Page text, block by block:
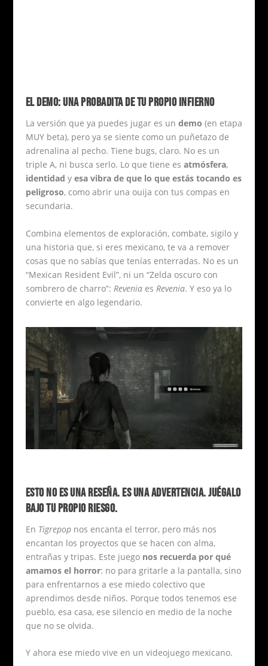
EL DEMO: UNA PROBADITA DE TU PROPIO INFIERNO
La versión que ya puedes jugar es un demo (en etapa
MUY beta), pero ya se siente como un puñetazo de
adrenalina al pecho. Tiene bugs, claro. No es un
triple A, ni busca serlo. Lo que tiene es atmósfera,
identidad y esa vibra de que lo que estás tocando es
peligroso, como abrir una ouija con tus compas en
secundaria.
Combina elementos de exploración, combate, sigilo y
una historia que, si eres mexicano, te va a remover
cosas que no sabías que tenías enterradas. No es un
“Mexican Resident Evil”, ni un “Zelda oscuro con
sombrero de charro”: Reveniaes Revenia. Y eso ya lo
convierte en algo legendario.
ESTO NO ES UNA RESEÑA. ES UNA ADVERTENCIA. JUÉGALO
BAJO TU PROPIO RIESGO.
En Tigrepopnos encanta el terror, pero más nos
encantan los proyectos que se hacen con alma,
entrañas y tripas. Este juego nos recuerda por qué
amamos el horror: no para gritarle a la pantalla, sino
para enfrentarnos a ese miedo colectivo que
aprendimos desde niños. Porque todos tenemos ese
pueblo, esa casa, ese silencio en medio de la noche
que no se olvida.
Y ahora ese miedo vive en un videojuego mexicano.